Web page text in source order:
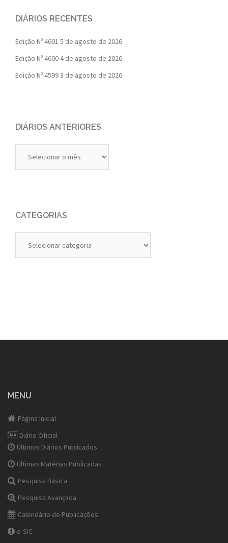
DIÁRIOS RECENTES
Edição Nº 4601 5 de agosto de 2026
Edição Nº 4600 4 de agosto de 2026
Edição Nº 45993 de agosto de 2026
DIÁRIOS ANTERIORES
Anteriores
CATEGORIAS
MENU
Página Inicial
Diário Oficial
Últimos Diários Publicados
Últimas Matérias Publicadas
Pesquisa Básica
Pesquisa Avançada
Calendário de Publicações
e-SIC